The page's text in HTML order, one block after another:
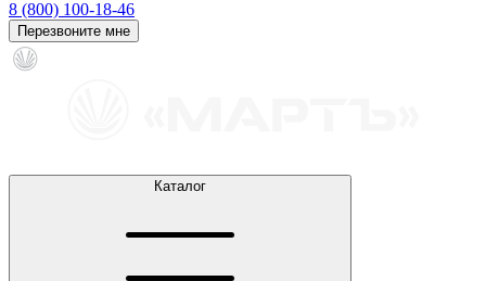
8 (800) 100-18-46
Перезвоните мне
Каталог